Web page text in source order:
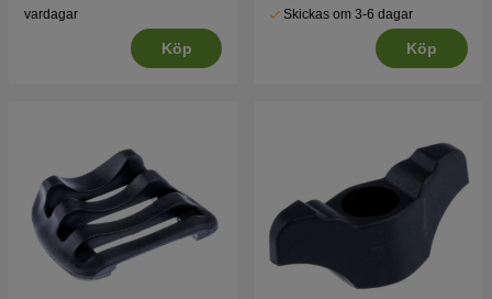
vardagar
Köp
Skickas om 3-6 dagar
Köp